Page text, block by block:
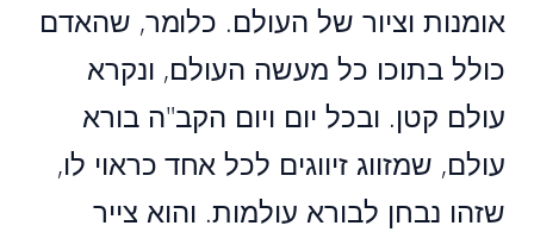
אומנות וציור של העולם. כלומר, שהאדם
כולל בתוכו כל מעשה העולם, ונקרא
עולם קטן. ובכל יום ויום הקב"ה בורא
עולם, שמזווג זיווגים לכל אחד כראוי לו,
שזהו נבחן לבורא עולמות. והוא צייר